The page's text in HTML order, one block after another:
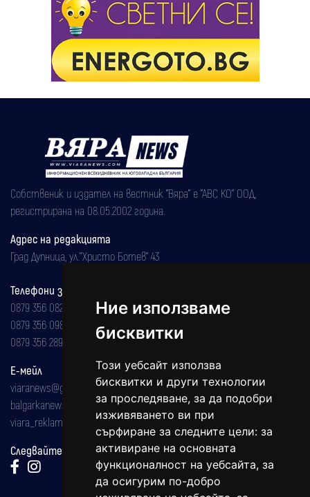
Ние използваме
бисквитки
Този уебсайт използва
бисквитки и други технологии
за проследяване, за да подобри
изживяването ви при
сърфиране за следните цели: за
активиране на основната
функционалност на уебсайта, за
да осигурим по-добро
Собственик и издател на вестник "Вяра" е "АВС КО" ООД,
регистрирана на 08.05.2002 година.
Адрес на редакцията
Град Дупница, ул.''Христо Ботев" 43
Телефони за реклама и абонаменти
0879 356 082
0879 356 098
0879 356 289
Е-мейл
viaranews@gmail.com
balgarkanews@gmail.com
viara_reklama@mail.bg
Следвайте ни: